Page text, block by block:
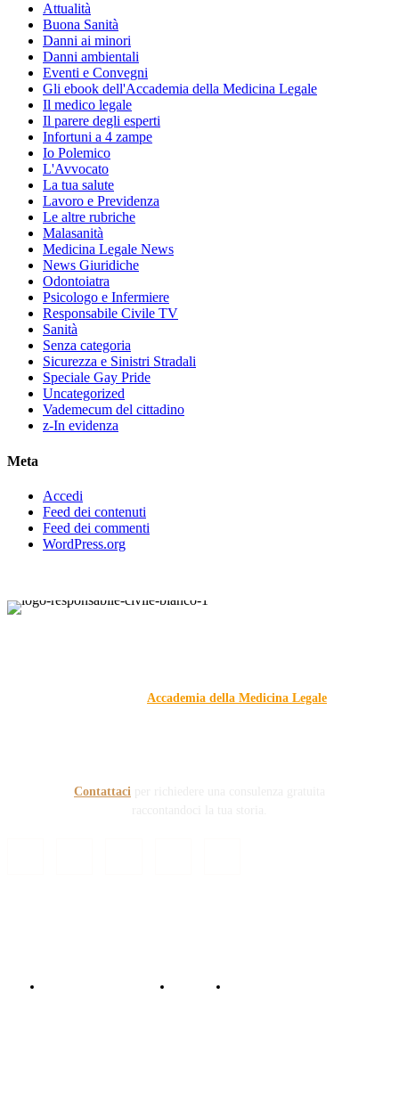
Attualità
Buona Sanità
Danni ai minori
Danni ambientali
Eventi e Convegni
Gli ebook dell'Accademia della Medicina Legale
Il medico legale
Il parere degli esperti
Infortuni a 4 zampe
Io Polemico
L'Avvocato
La tua salute
Lavoro e Previdenza
Le altre rubriche
Malasanità
Medicina Legale News
News Giuridiche
Odontoiatra
Psicologo e Infermiere
Responsabile Civile TV
Sanità
Senza categoria
Sicurezza e Sinistri Stradali
Speciale Gay Pride
Uncategorized
Vademecum del cittadino
z-In evidenza
Meta
Accedi
Feed dei contenuti
Feed dei commenti
WordPress.org
Accademia della Medicina Legale
Contattaci